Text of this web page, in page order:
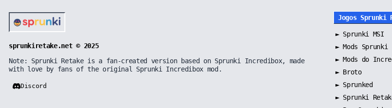
sprunkiretake.net © 2025
Note: Sprunki Retake is a fan-created version based on Sprunki Incredibox, made
with love by fans of the original Sprunki Incredibox mod.
Discord
Jogos Sprunki
► Sprunki MSI
►Mods Sprunki
►Mods do
► Broto
► Sprunked
► Sprunki